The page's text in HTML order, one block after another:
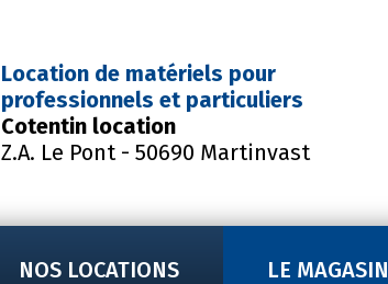
Location de matériels pour
professionnels et particuliers
Cotentin location
Z.A. Le Pont - 50690 Martinvast
NOS LOCATIONS LE MAGASIN